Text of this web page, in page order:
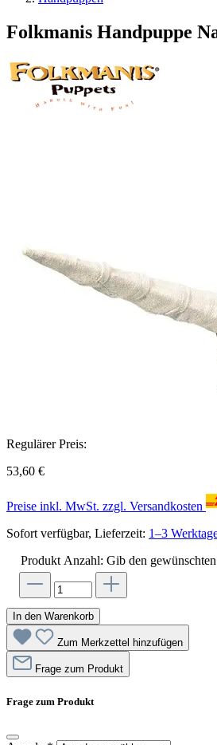
Folkmanis Handpuppe
Regulärer Preis:
53,60 €
Preise inkl. MwSt. zzgl. Versandkosten
Sofort verfügbar, Lieferzeit: 1–3
Produkt Anzahl: Gib den
In den Warenkorb
Zum Merkzettel hinzufügen
Frage zum Produkt
Frage zum Produkt